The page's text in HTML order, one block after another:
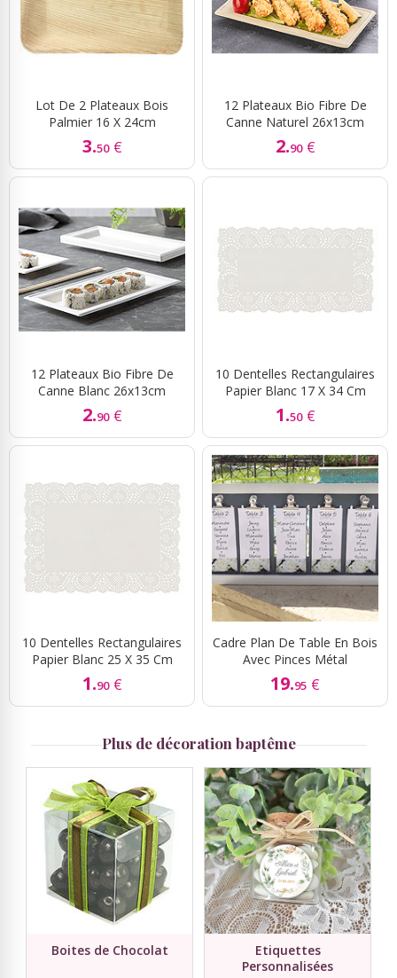
Lot De 2 Plateaux Bois
Palmier 16 X 24cm
3.50 €
12 Plateaux Bio Fibre De
Canne Naturel 26x13cm
2.90 €
12 Plateaux Bio Fibre De
Canne Blanc 26x13cm
2.90 €
10 Dentelles Rectangulaires
Papier Blanc 17 X 34 Cm
1.50 €
10 Dentelles Rectangulaires
Papier Blanc 25 X 35 Cm
1.90 €
Cadre Plan De Table En Bois
Avec Pinces Métal
19.95 €
Plus de décoration baptême
Boites de Chocolat
Etiquettes
Personnalisées